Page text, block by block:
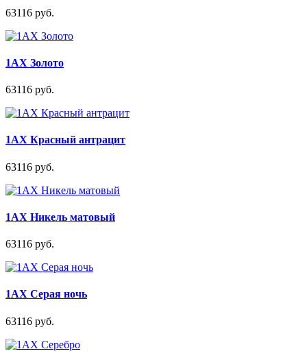
63116 руб.
1AX Золото
63116 руб.
1AX Красный антрацит
63116 руб.
1AX Никель матовый
63116 руб.
1AX Серая ночь
63116 руб.